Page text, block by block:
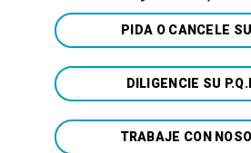
PIDA O CANCELE
DILIGENCIE SU
TRABAJE CON